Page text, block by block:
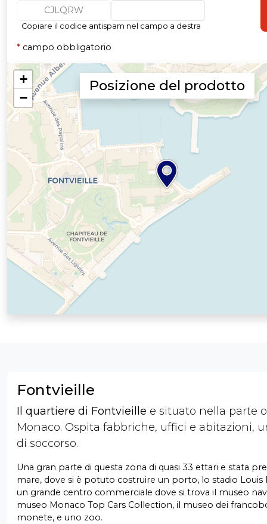
CJLQRW
Copiare il codice antispam nel campo a destra
* campo obbligatorio
Posizione del prodotto
Fontvieille
Il quartiere di Fontvieille e situato nella parte
Monaco. Ospita fabbriche, uffici e abitazioni,
di soccorso.
Una gran parte di questa zona di quasi 33 ettari e stata
mare, dove si è potuto costruire un porto, lo stadio Louis
un grande centro commerciale dove si trova il museo
museo Monaco Top Cars Collection, il museo dei
monete, e uno zoo.